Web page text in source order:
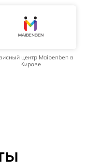
центр Maibenben в
Кирове